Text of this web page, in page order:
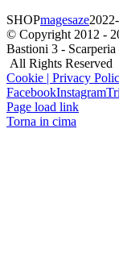
SHOPmagesaze
© Copyright 2012 -
Bastioni 3 -
All Rights
Cookie | Privacy
FacebookInstagram
Page load link
Torna in cima